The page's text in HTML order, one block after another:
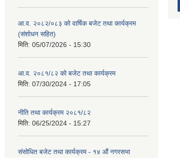
आ.व. २०८२/०८३ को वार्षिक बजेट तथा कार्यक्रम
(संशोधन सहित)
मिति: 05/07/2026 - 15:30
आ.व. २०८१/८२ को बजेट तथा कार्यक्रम
मिति: 07/30/2024 - 17:05
नीति तथा कार्यक्रम २०८१/८२
मिति: 06/25/2024 - 15:27
संसोधित बजेट तथा कार्यक्रम - १४ औं नगरसभा